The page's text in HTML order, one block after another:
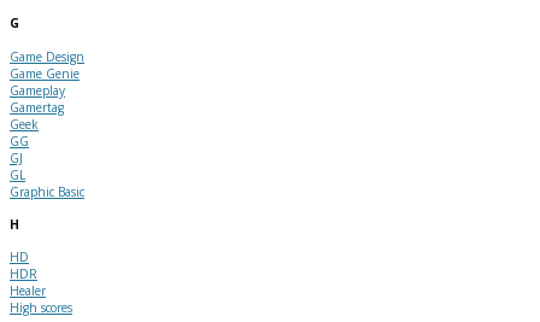
G
Game Design
Game Genie
Gameplay
Gamertag
Geek
GG
GJ
GL
Graphic Basic
H
HD
HDR
Healer
High scores